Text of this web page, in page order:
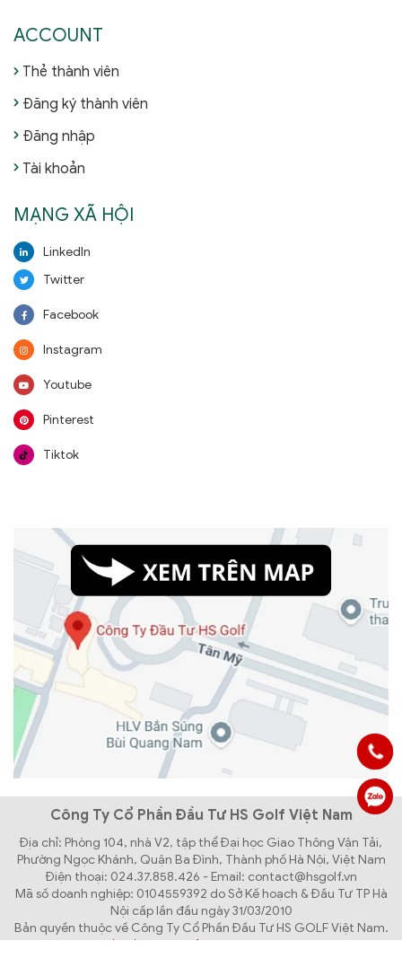
ACCOUNT
Thẻ thành viên
Đăng ký thành viên
Đăng nhập
Tài khoản
MẠNG XÃ HỘI
LinkedIn
Twitter
Facebook
Instagram
Youtube
Pinterest
Tiktok
Công Ty Cổ Phần Đầu Tư HS Golf Việt Nam
Địa chỉ: Phòng 104, nhà V2, tập thể Đại học Giao Thông Vận Tải,
Phường Ngọc Khánh, Quận Ba Đình, Thành phố Hà Nội, Việt Nam
Điện thoại: 024.37.858.426 - Email: contact@hsgolf.vn
Mã số doanh nghiệp: 0104559392 do Sở Kế hoạch & Đầu Tư TP Hà
Nội cấp lần đầu ngày 31/03/2010
Bản quyền thuộc về Công Ty Cổ Phần Đầu Tư HS GOLF Việt Nam.
Thiết kế website bởi Creative Việt Nam